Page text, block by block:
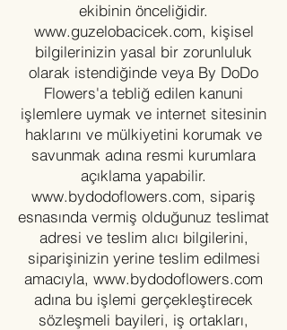
ekibinin önceliğidir.
www.guzelobacicek.com, kişisel
bilgilerinizin yasal bir zorunluluk
olarak istendiğinde veya By DoDo
Flowers'a tebliğ edilen kanuni
işlemlere uymak ve internet sitesinin
haklarını ve mülkiyetini korumak ve
savunmak adına resmi kurumlara
açıklama yapabilir.
www.bydodoflowers.com, sipariş
esnasında vermiş olduğunuz teslimat
adresi ve teslim alıcı bilgilerini,
siparişinizin yerine teslim edilmesi
amacıyla, www.bydodoflowers.com
adına bu işlemi gerçekleştirecek
sözleşmeli bayileri, iş ortakları,